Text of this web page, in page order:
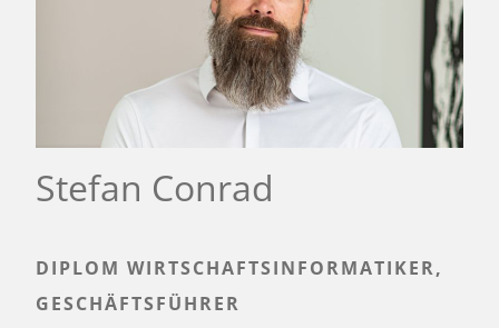
Stefan Conrad
DIPLOM WIRTSCHAFTSINFORMATIKER,
GESCHÄFTSFÜHRER